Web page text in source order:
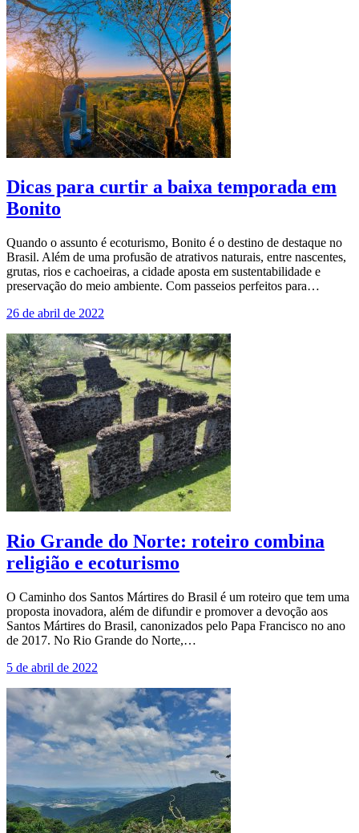
Dicas para curtir a baixa temporada em
Bonito
Quando o assunto é ecoturismo, Bonito é o destino de destaque no
Brasil. Além de uma profusão de atrativos naturais, entre nascentes,
grutas, rios e cachoeiras, a cidade aposta em sustentabilidade e
preservação do meio ambiente. Com passeios perfeitos para…
26 de abril de 2022
Rio Grande do Norte: roteiro combina
religião e ecoturismo
O Caminho dos Santos Mártires do Brasil é um roteiro que tem uma
proposta inovadora, além de difundir e promover a devoção aos
Santos Mártires do Brasil, canonizados pelo Papa Francisco no ano
de 2017. No Rio Grande do Norte,…
5 de abril de 2022